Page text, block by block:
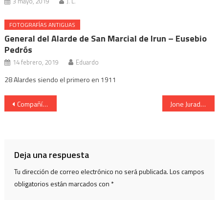
FOTOGRAFÍAS ANTIGUAS
General del Alarde de San Marcial de Irun – Eusebio
Pedrós
14 febrero, 2019 Eduardo
28 Alardes siendo el primero en 1911
Navegación
Compañía Meaka Cantinera Saioa Mujika Plaza San Juan 2006 Jone Jurado Cantinera Escolta de Caballería en San Juan 2001
Deja una respuesta
Tu dirección de correo electrónico no será publicada.Los campos
obligatorios están marcados con *